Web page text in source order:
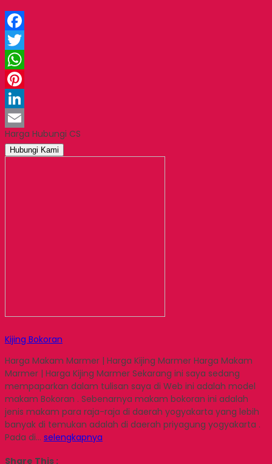
Facebook
Twitter
WhatsApp
Pinterest
LinkedIn
Email
Harga Hubungi CS
Hubungi Kami
Kijing Bokoran
Harga Makam Marmer | Harga Kijing Marmer Harga Makam
Marmer | Harga Kijing Marmer Sekarang ini saya sedang
mempaparkan dalam tulisan saya di Web ini adalah model
makam Bokoran . Sebenarnya makam bokoran ini adalah
jenis makam para raja-raja di daerah yogyakarta yang lebih
banyak di temukan adalah di daerah priyagung yogyakarta .
Pada di… selengkapnya
Share This :